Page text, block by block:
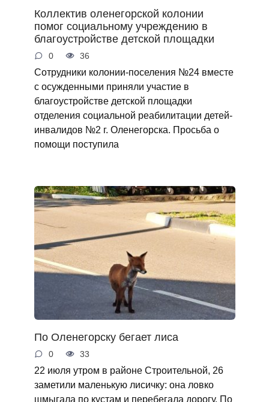
Коллектив оленегорской колонии
помог социальному учреждению в
благоустройстве детской площадки
0 36
Сотрудники колонии-поселения №24 вместе
с осужденными приняли участие в
благоустройстве детской площадки
отделения социальной реабилитации детей-
инвалидов №2 г. Оленегорска. Просьба о
помощи поступила
По Оленегорску бегает лиса
0 33
22 июля утром в районе Строительной, 26
заметили маленькую лисичку: она ловко
шмыгала по кустам и перебегала дорогу. По